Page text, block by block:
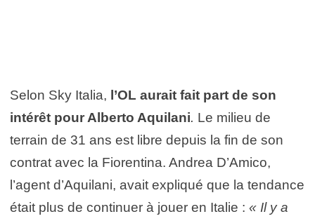
Selon Sky Italia, l’OL aurait fait part de son
intérêt pour Alberto Aquilani. Le milieu de
terrain de 31 ans est libre depuis la fin de son
contrat avec la Fiorentina. Andrea D’Amico,
l’agent d’Aquilani, avait expliqué que la tendance
était plus de continuer à jouer en Italie : « Il y a